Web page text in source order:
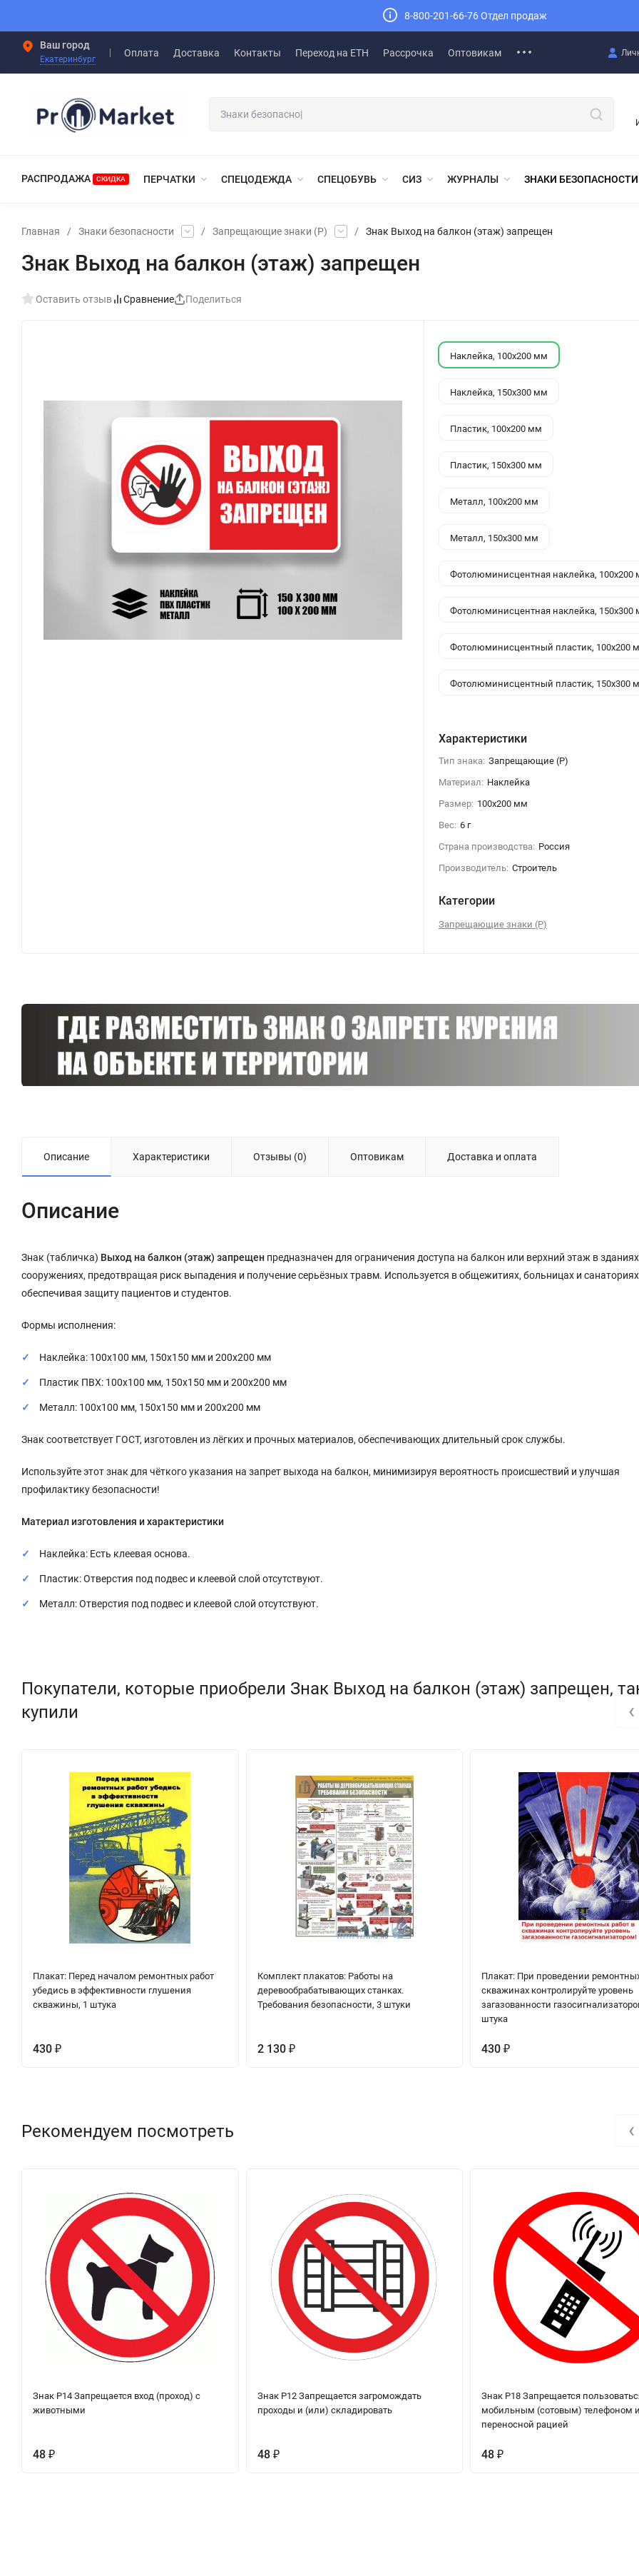
8-800-201-66-76 Отдел продаж
Ваш город
Екатеринбург
Оплата Доставка Контакты Переход на ЕТН Рассрочка Оптовикам
РАСПРОДАЖА СКИДКА ПЕРЧАТКИ СПЕЦОДЕЖДА СПЕЦОБУВЬ СИЗ ЖУРНАЛЫ ЗНАКИ БЕЗОПАСНОСТИ
Главная / Знаки безопасности / Запрещающие знаки (Р) / Знак Выход на балкон (этаж) запрещен
Знак Выход на балкон (этаж) запрещен
Оставить отзыв Сравнение Поделиться
Наклейка, 100x200 мм
Наклейка, 150x300 мм
Пластик, 100x200 мм
Пластик, 150x300 мм
Металл, 100x200 мм
Металл, 150x300 мм
Фотолюминисцентная наклейка, 100x200
Фотолюминисцентная наклейка, 150x300
Фотолюминисцентный пластик, 100x200
Фотолюминисцентный пластик, 150x300
Характеристики
Тип знака: Запрещающие (Р)
Материал: Наклейка
Размер: 100x200 мм
Вес: 6 г
Страна производства: Россия
Производитель: Строитель
Категории
Запрещающие знаки (Р)
Описание Характеристики Отзывы (0) Оптовикам Доставка и оплата
Описание
Знак (табличка) Выход на балкон (этаж) запрещен предназначен для ограничения доступа на балкон или верхний этаж в
сооружениях, предотвращая риск выпадения и получение серьёзных травм. Используется в общежитиях, больницах и
обеспечивая защиту пациентов и студентов.
Формы исполнения:
Наклейка: 100x100 мм, 150x150 мм и 200x200 мм
Пластик ПВХ: 100x100 мм, 150x150 мм и 200x200 мм
Металл: 100x100 мм, 150x150 мм и 200x200 мм
Знак соответствует ГОСТ, изготовлен из лёгких и прочных материалов, обеспечивающих длительный срок службы.
Используйте этот знак для чёткого указания на запрет выхода на балкон, минимизируя вероятность происшествий и улучшая
профилактику безопасности!
Материал изготовления и характеристики
Наклейка: Есть клеевая основа.
Пластик: Отверстия под подвес и клеевой слой отсутствуют.
Металл: Отверстия под подвес и клеевой слой отсутствуют.
Покупатели, которые приобрели Знак Выход на балкон (этаж) запрещен,
купили
Плакат: Перед началом ремонтных работ
убедись в эффективности глушения
скважины, 1 штука
430 ₽
Комплект плакатов: Работы на
деревообрабатывающих станках.
Требования безопасности, 3 штуки
2 130 ₽
Плакат: При проведении
скважинах контролируйте уровень
загазованности
штука
430₽
‹
Рекомендуем посмотреть
Знак P14 Запрещается вход (проход) с
животными
48 ₽
Знак P12 Запрещается загромождать
проходы и (или) складировать
48 ₽
Знак P18 Запрещается
мобильным (сотовым) телефоном
переносной рацией
48₽
‹